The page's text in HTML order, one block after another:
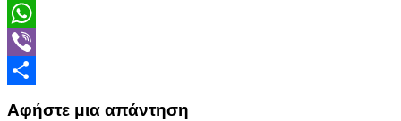
LinkedIn
WhatsApp
Viber
Αφήστε μια απάντηση